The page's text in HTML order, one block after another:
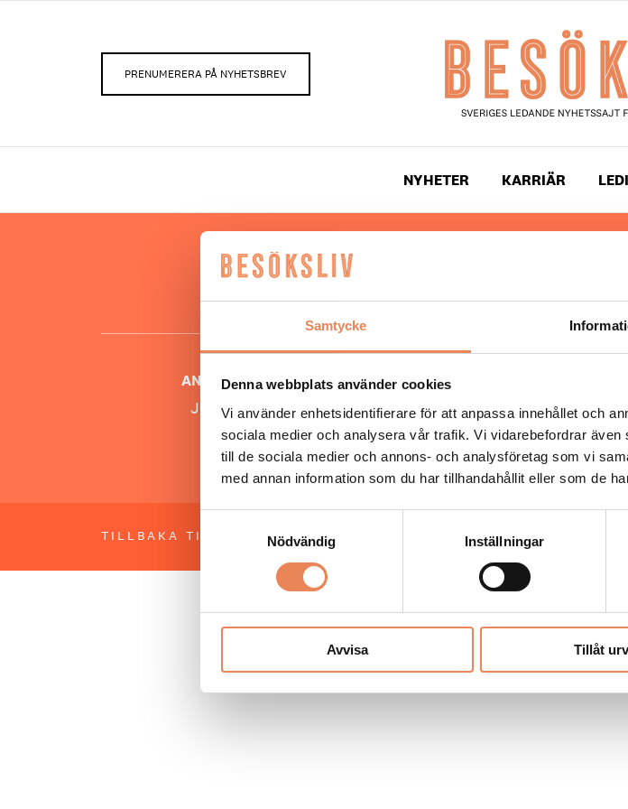
Samtycke
Denna webbplats använder cookies
Vi använder enhetsidentifierare för att anpassa innehållet och
sociala medier och analysera vår trafik. Vi vidarebefordrar
till de sociala medier och annons- och analysföretag som vi
med annan information som du har tillhandahållit eller som de
Nödvändig
Inställningar
Avvisa Tillåt
PRENUMERERA PÅ NYHETSBREV
NYHETER KARRIÄR
Hos oss läser du landets mest
besöksnäringen. Besöksliv i sin tryckta
ANSVARIG UTGIVARE
Jonas Siljhammar
Allt material på
enligt lagen om
TILLBAKA TILL TOPPEN OM BESÖKSLIV PRENUMERERA